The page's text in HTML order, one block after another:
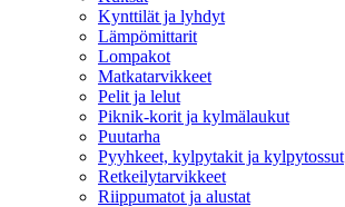
Kynttilät ja lyhdyt
Lämpömittarit
Lompakot
Matkatarvikkeet
Pelit ja lelut
Piknik-korit ja kylmälaukut
Puutarha
Pyyhkeet, kylpytakit ja kylpytossut
Retkeilytarvikkeet
Riippumatot ja alustat